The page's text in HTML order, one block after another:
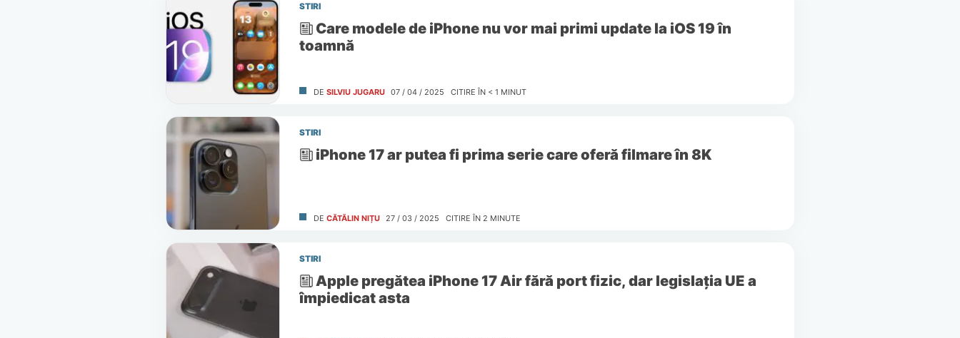
STIRI
Care modele de iPhone nu vor mai primi update la iOS 19 în
toamnă
DE SILVIU JUGARU 07 / 04 / 2025 CITIRE ÎN < 1 MINUT
STIRI
iPhone 17 ar putea fi prima serie care oferă filmare în 8K
DE CĂTĂLIN NIȚU 27 / 03 / 2025 CITIRE ÎN 2 MINUTE
STIRI
Apple pregătea iPhone 17 Air fără port fizic, dar legislația UE a
împiedicat asta